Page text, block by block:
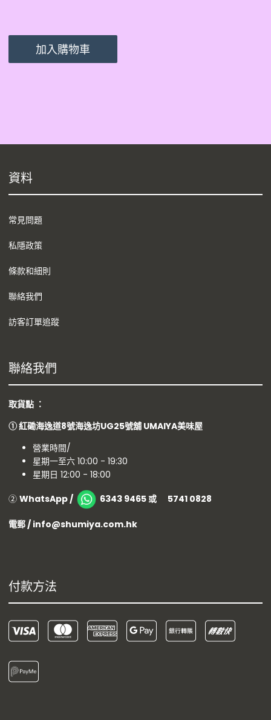
加入購物車
資料
常見問題
私隱政策
條款和細則
聯絡我們
訪客訂單追蹤
聯絡我們
取貨點 ：
①紅磡海逸道8號海逸坊UG25號舖 UMAIYA美味屋
營業時間/
星期一至六 10:00 - 19:30
星期日 12:00 - 18:00
② WhatsApp / 6343 9465 或 5741 0828
電郵 / info@shumiya.com.hk
付款方法